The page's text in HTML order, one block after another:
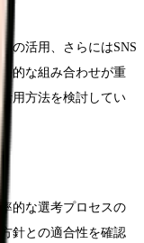
の活用、さらにはSNS
的な組み合わせが重
用方法を検討してい
的な選考プロセスの
針との適合性を確認